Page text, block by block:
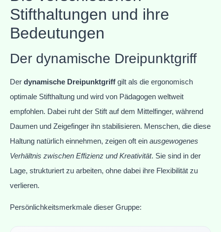
Stifthaltungen und ihre
Bedeutungen
Der dynamische Dreipunktgriff
Der dynamische Dreipunktgriff gilt als die ergonomisch
optimale Stifthaltung und wird von Pädagogen weltweit
empfohlen. Dabei ruht der Stift auf dem Mittelfinger, während
Daumen und Zeigefinger ihn stabilisieren. Menschen, die diese
Haltung natürlich einnehmen, zeigen oft ein ausgewogenes
Verhältnis zwischen Effizienz und Kreativität. Sie sind in der
Lage, strukturiert zu arbeiten, ohne dabei ihre Flexibilität zu
verlieren.
Persönlichkeitsmerkmale dieser Gruppe: